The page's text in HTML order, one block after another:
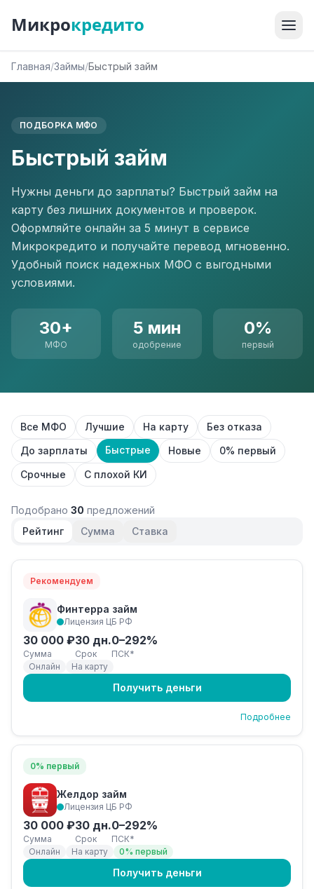
Микрокредито
Главная/Займы/Быстрый займ
ПОДБОРКА МФО
Быстрый займ
Нужны деньги до зарплаты? Быстрый займ на
карту без лишних документов и проверок.
Оформляйте онлайн за 5 минут в сервисе
Микрокредито и получайте перевод мгновенно.
Удобный поиск надежных МФО с выгодными
условиями.
30+
МФО
5 мин
одобрение
0%
первый
Все МФО Лучшие На карту
Без отказа
До зарплаты
Быстрые Новые
0% первый
Срочные
С плохой КИ
Подобрано 30 предложений
Рейтинг
Сумма Ставка
Рекомендуем
Финтерра займ
Лицензия ЦБ РФ
30 000 ₽
Сумма
30 дн.
Срок
0–292%
ПСК*
Онлайн
На карту
Получить деньги
Подробнее
0% первый
Желдор займ
Лицензия ЦБ РФ
30 000 ₽
Сумма
30 дн.
Срок
0–292%
ПСК*
Онлайн
На карту 0% первый
Получить деньги